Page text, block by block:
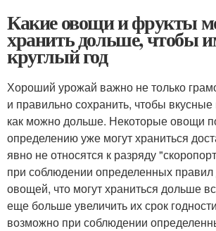
Какие овощи и фрукты
хранить дольше, чтобы
круглый год
Хороший урожай важно не только
и правильно сохранить, чтобы
как можно дольше. Некоторые овощи
определению уже могут храниться
явно не относятся к разряду
при соблюдении определенных правил
овощей, что могут храниться дольше
еще больше увеличить их срок
возможно при соблюдении